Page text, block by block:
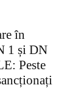
în
1 și DN
Peste